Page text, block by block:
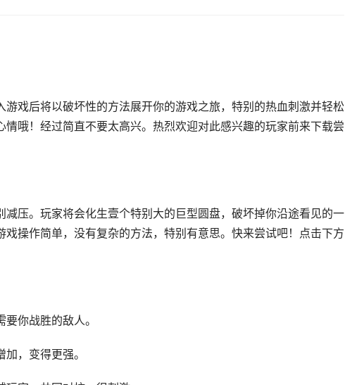
游戏后将以破坏性的方法展开你的游戏之旅，特别的热血刺激并轻松
哦！经过简直不要太高兴。热烈欢迎对此感兴趣的玩家前来下载尝
压。玩家将会化生壹个特别大的巨型圆盘，破坏掉你沿途看见的一
操作简单，没有复杂的方法，特别有意思。快来尝试吧！点击下方
你战胜的敌人。
，变得更强。